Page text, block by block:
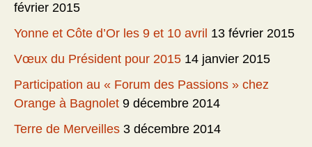
février 2015
Yonne et Côte d’Or les 9 et 10 avril 13 février 2015
Vœux du Président pour 2015 14 janvier 2015
Participation au « Forum des Passions » chez
Orange à Bagnolet 9 décembre 2014
Terre de Merveilles 3 décembre 2014